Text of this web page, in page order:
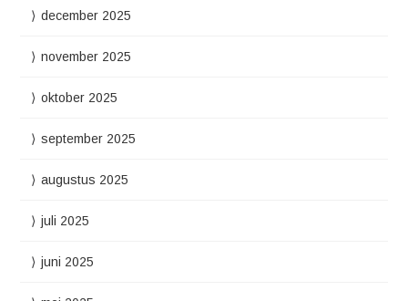
december 2025
november 2025
oktober 2025
september 2025
augustus 2025
juli 2025
juni 2025